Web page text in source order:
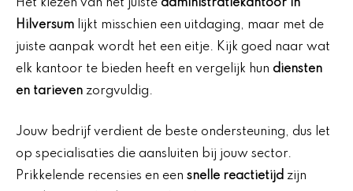
Het kiezen van het juiste administratiekantoor in
Hilversum lijkt misschien een uitdaging, maar met de
juiste aanpak wordt het een eitje. Kijk goed naar wat
elk kantoor te bieden heeft en vergelijk hun diensten
en tarieven zorgvuldig.
Jouw bedrijf verdient de beste ondersteuning, dus let
op specialisaties die aansluiten bij jouw sector.
Prikkelende recensies en een snelle reactietijd zijn